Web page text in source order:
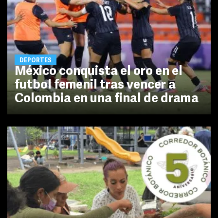
DEPORTES
México conquista el oro en el
futbol femenil tras vencer a
Colombia en una final de drama